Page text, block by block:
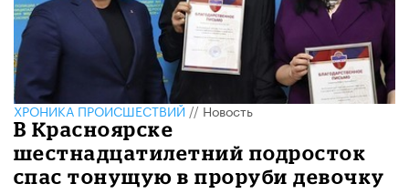
ХРОНИКА ПРОИСШЕСТВИЙ//Новость
В Красноярске
шестнадцатилетний подросток
спас тонущую в проруби девочку